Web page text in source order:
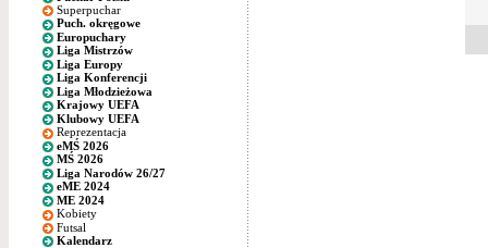
Superpuchar
Puch. okręgowe
Europuchary
Liga Mistrzów
Liga Europy
Liga Konferencji
Liga Młodzieżowa
Krajowy UEFA
Klubowy UEFA
Reprezentacja
eMŚ 2026
MŚ 2026
Liga Narodów 26/27
eME 2024
ME 2024
Kobiety
Futsal
Kalendarz